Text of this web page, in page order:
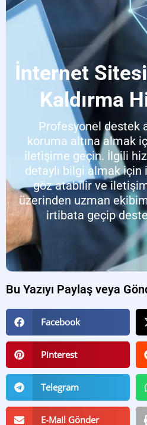
İnternet
Kaldırma
Profesyonel destek
koruma altına almak
iletişime geçin. İlgili
detaylı bilgi almak için
göz atabilir ve
üzerinden uzman
irtibata geçip
Bu Yazıyı Paylaş veya
Facebook
Pinterest
Telegram
E-Mail Gönder